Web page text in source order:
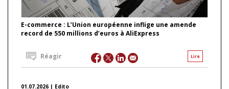
E-commerce : L’Union européenne inflige une amende
record de 550 millions d’euros à AliExpress
Lire
Réagir
01.07.2026 | Edito